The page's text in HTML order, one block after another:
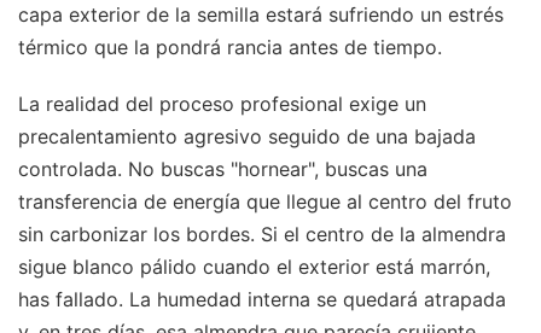
capa exterior de la semilla estará sufriendo un estrés
térmico que la pondrá rancia antes de tiempo.
La realidad del proceso profesional exige un
precalentamiento agresivo seguido de una bajada
controlada. No buscas "hornear", buscas una
transferencia de energía que llegue al centro del fruto
sin carbonizar los bordes. Si el centro de la almendra
sigue blanco pálido cuando el exterior está marrón,
has fallado. La humedad interna se quedará atrapada